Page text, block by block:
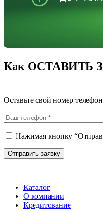
Как ОСТАВИТЬ
Оставьте свой номер
Нажимая кнопку
Каталог
О компании
Кредитование